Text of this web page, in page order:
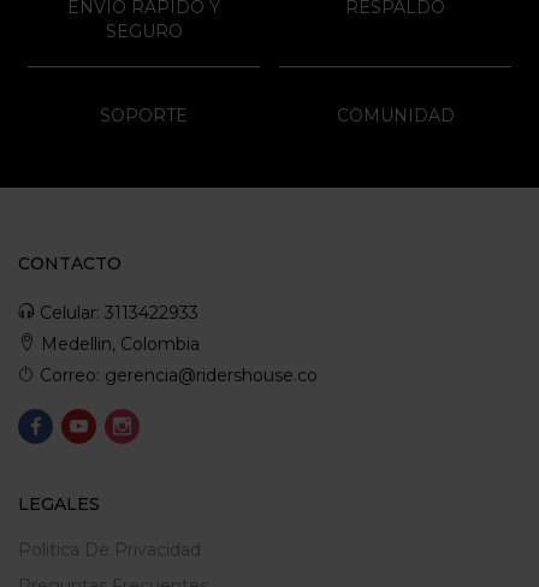
ENVÍO RAPIDO Y
SEGURO
RESPALDO
SOPORTE COMUNIDAD
CONTACTO
Celular: 3113422933
Medellin, Colombia
Correo: gerencia@ridershouse.co
LEGALES
Politica De Privacidad